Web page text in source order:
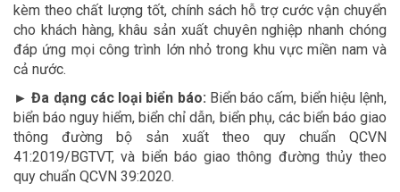
kèm theo chất lượng tốt, chính sách hỗ trợ cước vận chuyển
cho khách hàng, khâu sản xuất chuyên nghiệp nhanh chóng
đáp ứng mọi công trình lớn nhỏ trong khu vực miền nam và
cả nước.
► Đa dạng các loại biển báo: Biển báo cấm, biển hiệu lệnh,
biển báo nguy hiểm, biển chỉ dẫn, biển phụ, các biển báo giao
thông đường bộ sản xuất theo quy chuẩn QCVN
41:2019/BGTVT, và biển báo giao thông đường thủy theo
quy chuẩn QCVN 39:2020.